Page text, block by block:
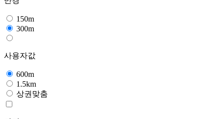
150m
300m
사용자값
600m
1.5km
상권맞춤